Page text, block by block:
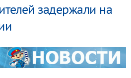
задержали на